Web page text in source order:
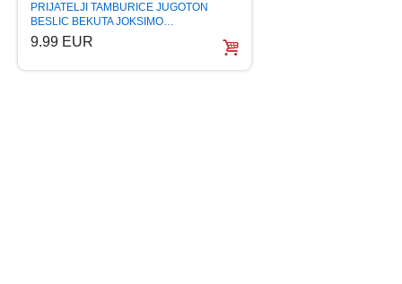
PRIJATELJI TAMBURICE JUGOTON
BESLIC BEKUTA JOKSIMO…
9.99 EUR